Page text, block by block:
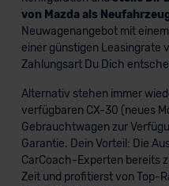
von Mazda als
Neuwagenangebot mit
einer günstigen Leasingrate
Zahlungsart Du Dich
Alternativ stehen immer
verfügbaren CX-30 (neues
Gebrauchtwagen zur
Garantie. Dein Vorteil: Die
CarCoach-Experten bereits
Zeit und profitierst von Top-